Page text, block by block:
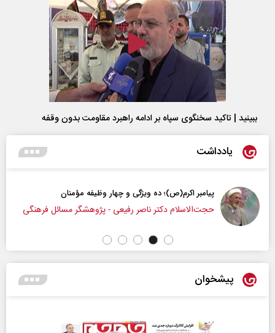
ببینید | تاکید سخنگوی سپاه بر ادامه راهبرد مقاومت بدون وقفه
یادداشت
ده ویژگی و چهار وظیفه مؤمنان
دکتر ناصر رفیعی - پژوهشگر مسائل فرهنگی داوود منظور -
پیشخوان